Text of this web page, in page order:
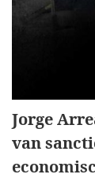
Jorge
van